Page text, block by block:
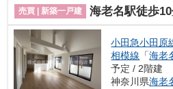
売買 | 新築一戸建 海老名駅徒歩10分
小田急小田原
相模線 「海老
予定 / 2階建
神奈川県海老